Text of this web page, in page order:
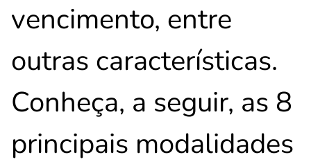
vencimento, entre
outras características.
Conheça, a seguir, as 8
principais modalidades